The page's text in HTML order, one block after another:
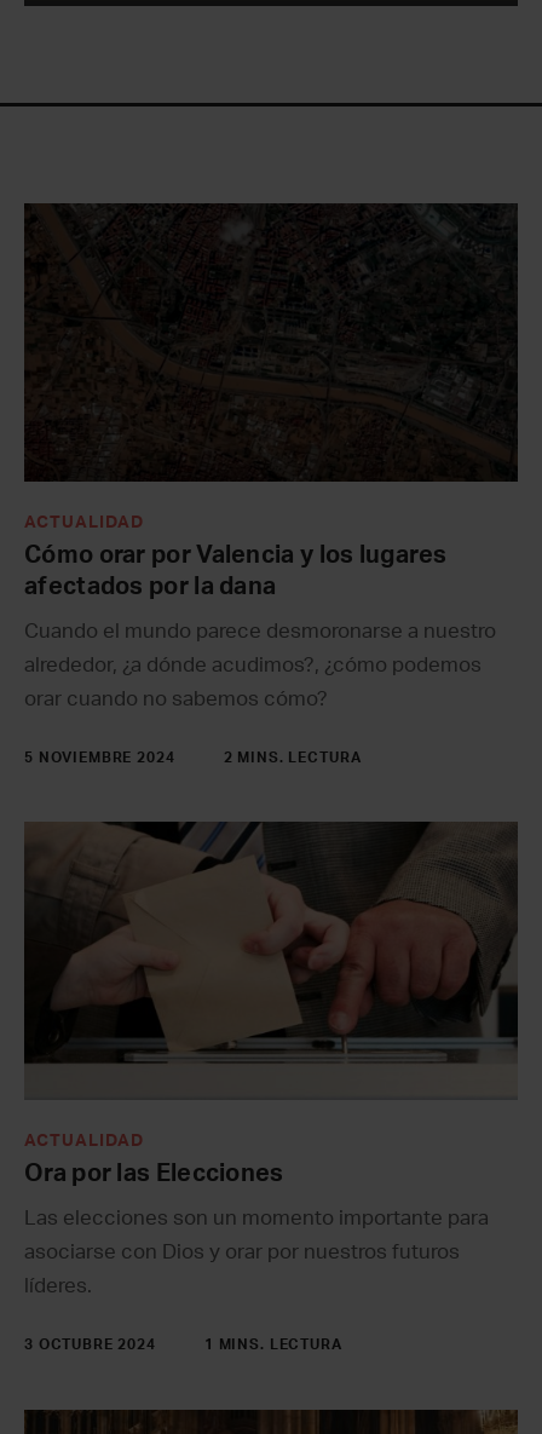
ACTUALIDAD
Cómo orar por Valencia y los lugares
afectados por la dana
Cuando el mundo parece desmoronarse a nuestro
alrededor, ¿a dónde acudimos?, ¿cómo podemos
orar cuando no sabemos cómo?
5 NOVIEMBRE 2024 2 MINS. LECTURA
ACTUALIDAD
Ora por las Elecciones
Las elecciones son un momento importante para
asociarse con Dios y orar por nuestros futuros
líderes.
3 OCTUBRE 2024 1 MINS. LECTURA